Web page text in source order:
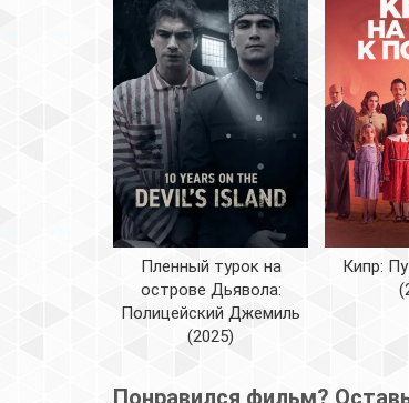
Пленный турок на
острове Дьявола:
Полицейский Джемиль
(2025)
Кипр: